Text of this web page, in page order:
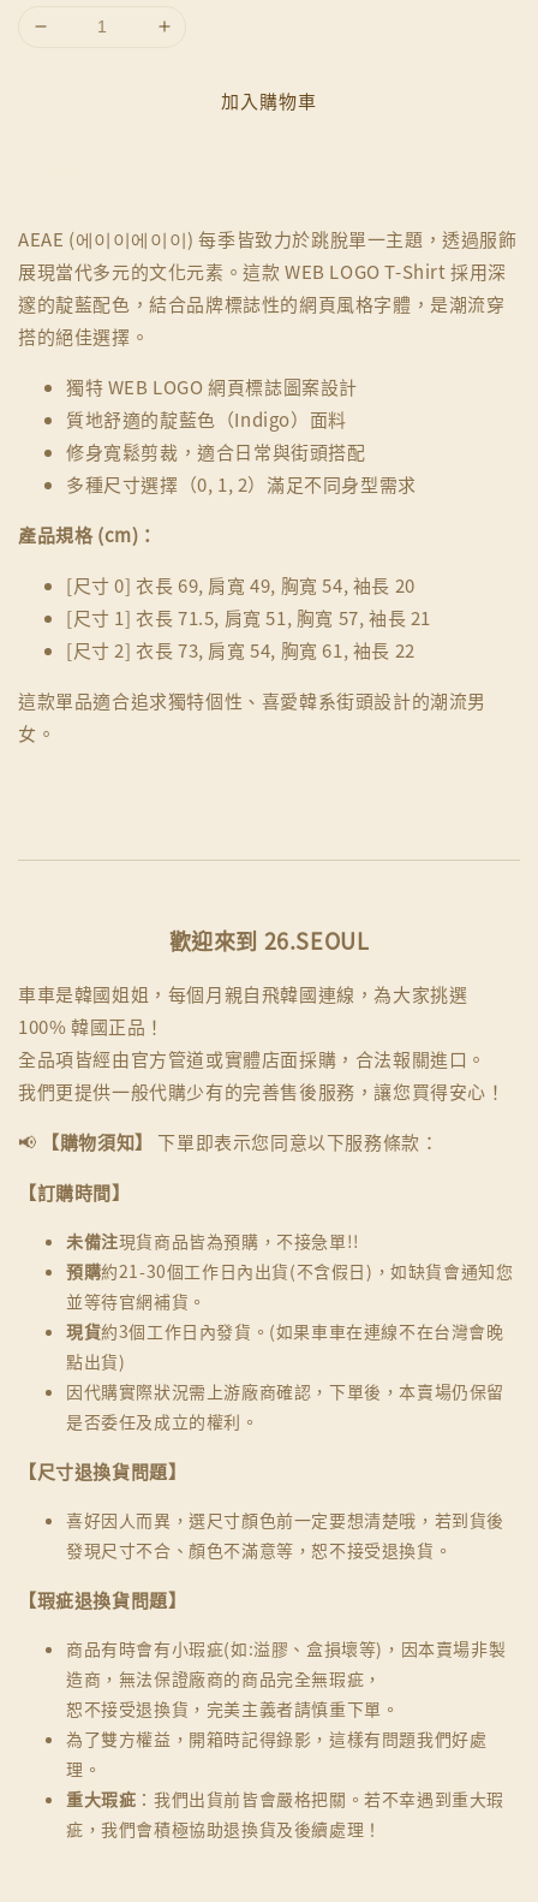
加入購物車
AEAE (에이이에이이) 每季皆致力於跳脫單一主題，透過服飾
展現當代多元的文化元素。這款 WEB LOGO T-Shirt 採用深
邃的靛藍配色，結合品牌標誌性的網頁風格字體，是潮流穿
搭的絕佳選擇。
獨特 WEB LOGO 網頁標誌圖案設計
質地舒適的靛藍色（Indigo）面料
修身寬鬆剪裁，適合日常與街頭搭配
多種尺寸選擇（0, 1, 2）滿足不同身型需求
產品規格 (cm)：
[尺寸 0] 衣長 69, 肩寬 49, 胸寬 54, 袖長 20
[尺寸 1] 衣長 71.5, 肩寬 51, 胸寬 57, 袖長 21
[尺寸 2] 衣長 73, 肩寬 54, 胸寬 61, 袖長 22
這款單品適合追求獨特個性、喜愛韓系街頭設計的潮流男
女。
歡迎來到 26.SEOUL
車車是韓國姐姐，每個月親自飛韓國連線，為大家挑選
100% 韓國正品！
全品項皆經由官方管道或實體店面採購，合法報關進口。
我們更提供一般代購少有的完善售後服務，讓您買得安心！
📢
【購物須知】
下單即表示您同意以下服務條款：
【訂購時間】
未備注現貨商品皆為預購，不接急單!!
預購約21-30個工作日內出貨(不含假日)，如缺貨會通知您
並等待官網補貨。
現貨約3個工作日內發貨。(如果車車在連線不在台灣會晚
點出貨)
因代購實際狀況需上游廠商確認，下單後，本賣場仍保留
是否委任及成立的權利。
【尺寸退換貨問題】
喜好因人而異，選尺寸顏色前一定要想清楚哦，若到貨後
發現尺寸不合、顏色不滿意等，恕不接受退換貨。
【瑕疵退換貨問題】
商品有時會有小瑕疵(如:溢膠、盒損壞等)，因本賣場非製
造商，無法保證廠商的商品完全無瑕疵，
恕不接受退換貨，完美主義者請慎重下單。
為了雙方權益，開箱時記得錄影，這樣有問題我們好處
理。
重大瑕疵 ：我們出貨前皆會嚴格把關。若不幸遇到重大瑕
疵，我們會積極協助退換貨及後續處理！